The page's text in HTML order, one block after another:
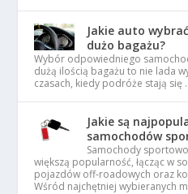
Jakie auto
dużo bagażu?
Wybór odpowiedniego
dużą ilością bagażu to nie lada
czasach, kiedy podróże stają się
Jakie są
samochodów
Samochody
większą popularność, łącząc w
pojazdów off-roadowych oraz
Wśród najchętniej wybieranych